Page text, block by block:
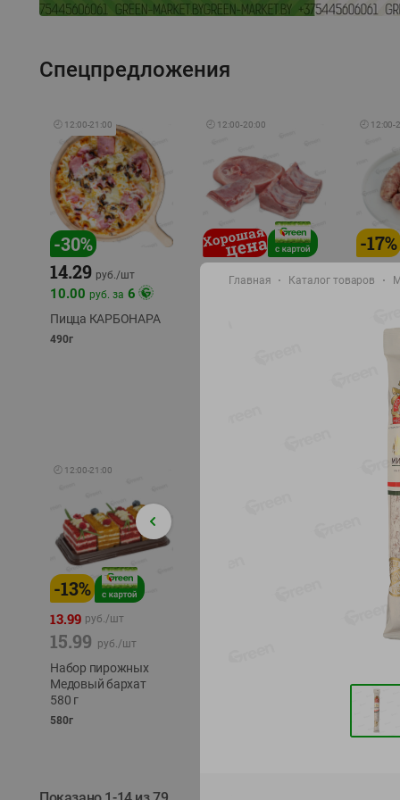
Спецпредложения
🕘 12:00-21:00
-30%
14.29 руб./шт
10.00 руб. за 6
Пицца КАРБОНАРА
490г
🕘 12:00-20:00
10.49
🕘 12:00-
-17%
9.99
охлажд
🕘 12:00-21:00
-13%
13.99 руб./шт
15.99 руб./шт
Набор пирожных
Медовый бархат
580 г
580г
%
4.99
ТОФУ
Главная Каталог товаров